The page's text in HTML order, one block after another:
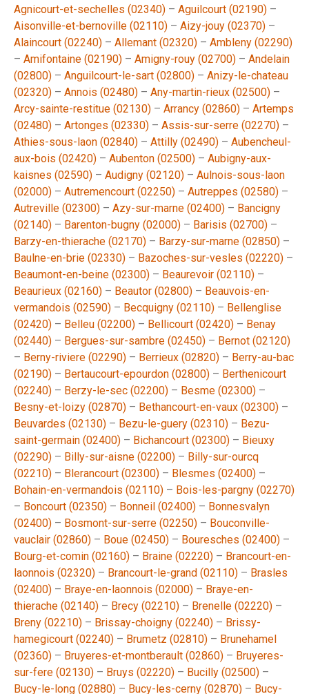
Agnicourt-et-sechelles (02340) – Aguilcourt (02190) –
Aisonville-et-bernoville (02110) – Aizy-jouy (02370) –
Alaincourt (02240) – Allemant (02320) – Ambleny (02290)
– Amifontaine (02190) – Amigny-rouy (02700) – Andelain
(02800) – Anguilcourt-le-sart (02800) – Anizy-le-chateau
(02320) – Annois (02480) – Any-martin-rieux (02500) –
Arcy-sainte-restitue (02130) – Arrancy (02860) – Artemps
(02480) – Artonges (02330) – Assis-sur-serre (02270) –
Athies-sous-laon (02840) – Attilly (02490) – Aubencheul-
aux-bois (02420) – Aubenton (02500) – Aubigny-aux-
kaisnes (02590) – Audigny (02120) – Aulnois-sous-laon
(02000) – Autremencourt (02250) – Autreppes (02580) –
Autreville (02300) – Azy-sur-marne (02400) – Bancigny
(02140) – Barenton-bugny (02000) – Barisis (02700) –
Barzy-en-thierache (02170) – Barzy-sur-marne (02850) –
Baulne-en-brie (02330) – Bazoches-sur-vesles (02220) –
Beaumont-en-beine (02300) – Beaurevoir (02110) –
Beaurieux (02160) – Beautor (02800) – Beauvois-en-
vermandois (02590) – Becquigny (02110) – Bellenglise
(02420) – Belleu (02200) – Bellicourt (02420) – Benay
(02440) – Bergues-sur-sambre (02450) – Bernot (02120)
– Berny-riviere (02290) – Berrieux (02820) – Berry-au-bac
(02190) – Bertaucourt-epourdon (02800) – Berthenicourt
(02240) – Berzy-le-sec (02200) – Besme (02300) –
Besny-et-loizy (02870) – Bethancourt-en-vaux (02300) –
Beuvardes (02130) – Bezu-le-guery (02310) – Bezu-
saint-germain (02400) – Bichancourt (02300) – Bieuxy
(02290) – Billy-sur-aisne (02200) – Billy-sur-ourcq
(02210) – Blerancourt (02300) – Blesmes (02400) –
Bohain-en-vermandois (02110) – Bois-les-pargny (02270)
– Boncourt (02350) – Bonneil (02400) – Bonnesvalyn
(02400) – Bosmont-sur-serre (02250) – Bouconville-
vauclair (02860) – Boue (02450) – Bouresches (02400) –
Bourg-et-comin (02160) – Braine (02220) – Brancourt-en-
laonnois (02320) – Brancourt-le-grand (02110) – Brasles
(02400) – Braye-en-laonnois (02000) – Braye-en-
thierache (02140) – Brecy (02210) – Brenelle (02220) –
Breny (02210) – Brissay-choigny (02240) – Brissy-
hamegicourt (02240) – Brumetz (02810) – Brunehamel
(02360) – Bruyeres-et-montberault (02860) – Bruyeres-
sur-fere (02130) – Bruys (02220) – Bucilly (02500) –
Bucy-le-long (02880) – Bucy-les-cerny (02870) – Bucy-